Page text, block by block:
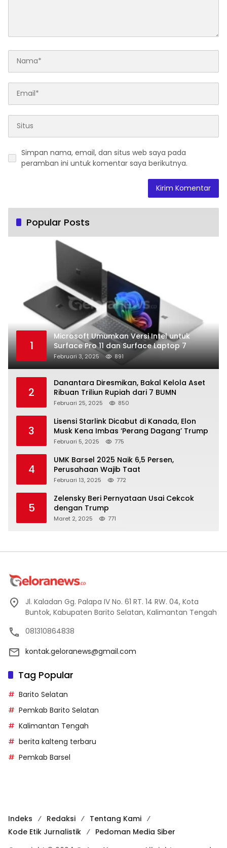
Simpan nama, email, dan situs web saya pada
peramban ini untuk komentar saya berikutnya.
Popular Posts
1
Microsoft Umumkan Versi Intel untuk
Surface Pro 11 dan Surface Laptop 7
Februari 3, 2025 891
2
Danantara Diresmikan, Bakal Kelola Aset
Ribuan Triliun Rupiah dari 7 BUMN
Februari 25, 2025 850
3
Lisensi Starlink Dicabut di Kanada, Elon
Musk Kena Imbas ‘Perang Dagang’ Trump
Februari 5, 2025 775
4
UMK Barsel 2025 Naik 6,5 Persen,
Perusahaan Wajib Taat
Februari 13, 2025 772
5
Zelensky Beri Pernyataan Usai Cekcok
dengan Trump
Maret 2, 2025 771
Jl. Kaladan Gg. Palapa IV No. 61 RT. 14 RW. 04, Kota
Buntok, Kabupaten Barito Selatan, Kalimantan Tengah
081310864838
kontak.geloranews@gmail.com
Tag Popular
Barito Selatan
Pemkab Barito Selatan
Kalimantan Tengah
berita kalteng terbaru
Pemkab Barsel
Indeks Redaksi
Tentang Kami
Kode Etik Jurnalistik
Pedoman Media Siber